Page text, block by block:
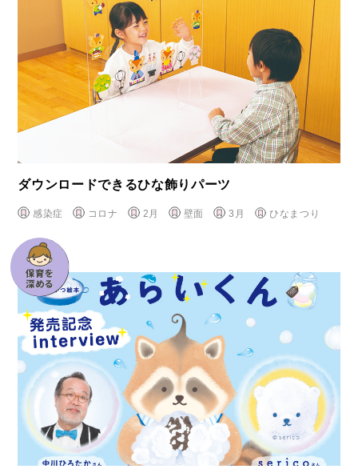
ダウンロードできるひな飾りパーツ
感染症 コロナ 2月 壁面 3月 ひなまつり